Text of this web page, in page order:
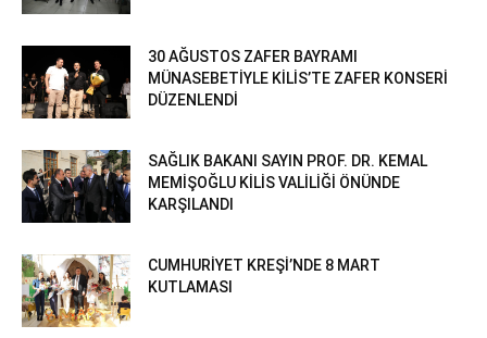
30 AĞUSTOS ZAFER BAYRAMI
MÜNASEBETİYLE KİLİS’TE ZAFER KONSERİ
DÜZENLENDİ
SAĞLIK BAKANI SAYIN PROF. DR. KEMAL
MEMİŞOĞLU KİLİS VALİLİĞİ ÖNÜNDE
KARŞILANDI
CUMHURİYET KREŞİ’NDE 8 MART
KUTLAMASI